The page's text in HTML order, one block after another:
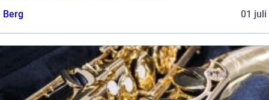
Berg
01 juli